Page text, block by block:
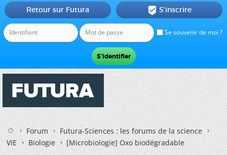
Se souvenir de moi ?
Retour sur Futura  S'inscrire
Forum
Futura-Sciences : les forums de la science
VIE
Biologie [Microbiologie]Oxo biodégradable